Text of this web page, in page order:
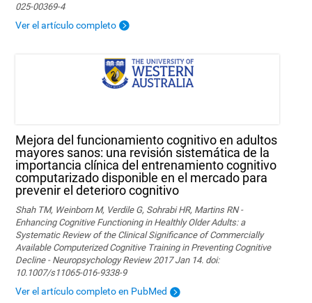
025-00369-4
Ver el artículo completo
Mejora del funcionamiento cognitivo en adultos
mayores sanos: una revisión sistemática de la
importancia clínica del entrenamiento cognitivo
computarizado disponible en el mercado para
prevenir el deterioro cognitivo
Shah TM, Weinborn M, Verdile G, Sohrabi HR, Martins RN -
Enhancing Cognitive Functioning in Healthly Older Adults: a
Systematic Review of the Clinical Significance of Commercially
Available Computerized Cognitive Training in Preventing Cognitive
Decline - Neuropsychology Review 2017 Jan 14. doi:
10.1007/s11065-016-9338-9
Ver el artículo completo en PubMed